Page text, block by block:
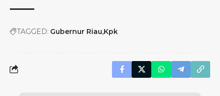
TAGGED: Gubernur Riau Kpk